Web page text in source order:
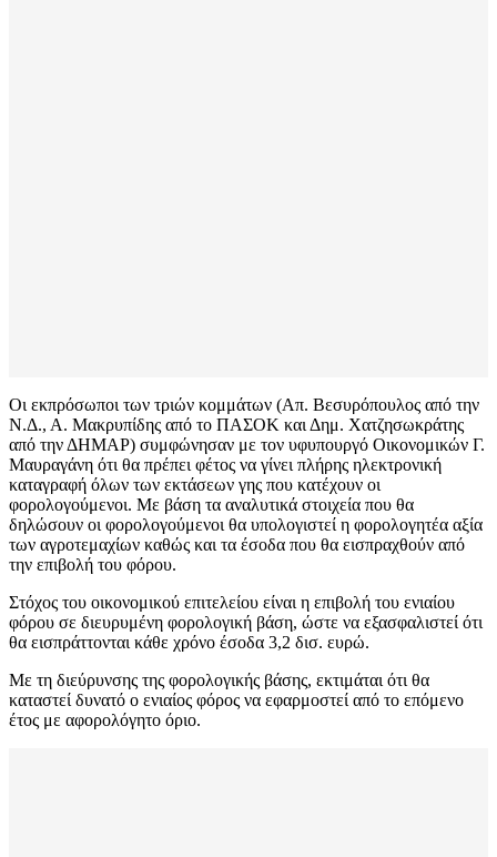
Οι εκπρόσωποι των τριών κομμάτων (Απ. Βεσυρόπουλος από την
Ν.Δ., Α. Μακρυπίδης από το ΠΑΣΟΚ και Δημ. Χατζησωκράτης
από την ΔΗΜΑΡ) συμφώνησαν με τον υφυπουργό Οικονομικών Γ.
Μαυραγάνη ότι θα πρέπει φέτος να γίνει πλήρης ηλεκτρονική
καταγραφή όλων των εκτάσεων γης που κατέχουν οι
φορολογούμενοι. Με βάση τα αναλυτικά στοιχεία που θα
δηλώσουν οι φορολογούμενοι θα υπολογιστεί η φορολογητέα αξία
των αγροτεμαχίων καθώς και τα έσοδα που θα εισπραχθούν από
την επιβολή του φόρου.
Στόχος του οικονομικού επιτελείου είναι η επιβολή του ενιαίου
φόρου σε διευρυμένη φορολογική βάση, ώστε να εξασφαλιστεί ότι
θα εισπράττονται κάθε χρόνο έσοδα 3,2 δισ. ευρώ.
Με τη διεύρυνσης της φορολογικής βάσης, εκτιμάται ότι θα
καταστεί δυνατό ο ενιαίος φόρος να εφαρμοστεί από το επόμενο
έτος με αφορολόγητο όριο.